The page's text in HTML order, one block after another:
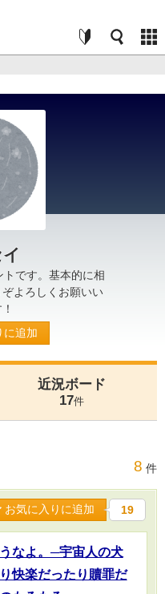
です。基本的に相
よろしくお願いい
追加
近況ボード
17件
8 件
お気に入りに追加 19
なよ。─宇宙人の犬
快楽だったり贖罪だ